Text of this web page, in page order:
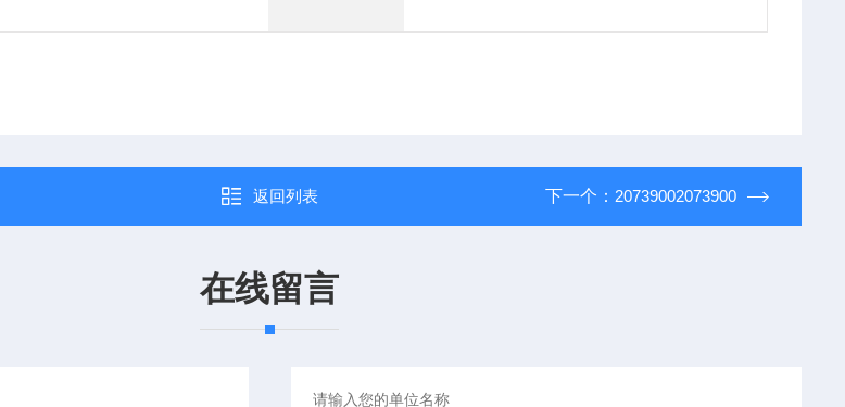
返回列表 下一个： 20739002073900
在线留言